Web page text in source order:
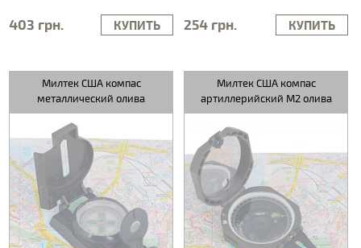
403 грн. КУПИТЬ 254 грн. КУПИТЬ
Милтек США компас
металлический олива
Милтек США компас
артиллерийский M2 олива